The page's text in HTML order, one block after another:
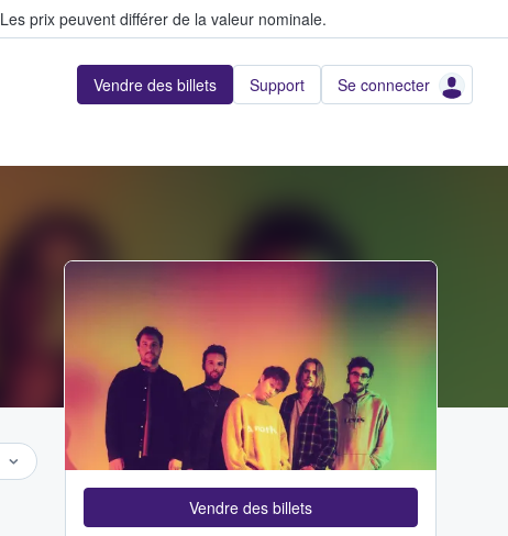
Les prix peuvent différer de la valeur nominale.
Vendre des billets Support Se connecter
Vendre des billets